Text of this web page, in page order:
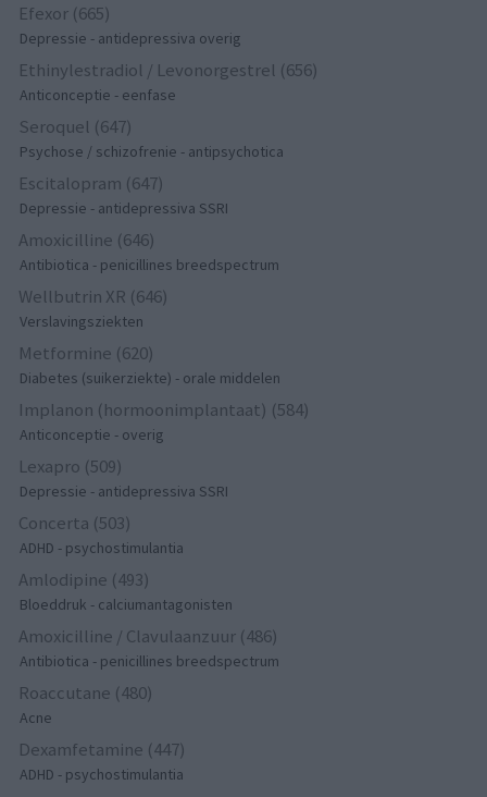
Efexor (665)
Depressie - antidepressiva overig
Ethinylestradiol / Levonorgestrel (656)
Anticonceptie - eenfase
Seroquel (647)
Psychose / schizofrenie - antipsychotica
Escitalopram (647)
Depressie - antidepressiva SSRI
Amoxicilline (646)
Antibiotica - penicillines breedspectrum
Wellbutrin XR (646)
Verslavingsziekten
Metformine (620)
Diabetes (suikerziekte) - orale middelen
Implanon (hormoonimplantaat) (584)
Anticonceptie - overig
Lexapro (509)
Depressie - antidepressiva SSRI
Concerta (503)
ADHD - psychostimulantia
Amlodipine (493)
Bloeddruk - calciumantagonisten
Amoxicilline / Clavulaanzuur (486)
Antibiotica - penicillines breedspectrum
Roaccutane (480)
Acne
Dexamfetamine (447)
ADHD - psychostimulantia